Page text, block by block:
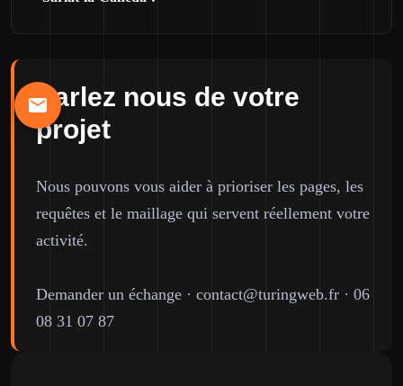
Parlez nous de votre
projet
Nous pouvons vous aider à prioriser les pages, les
requêtes et le maillage qui servent réellement votre
activité.
Demander un échange · contact@turingweb.fr · 06
08 31 07 87